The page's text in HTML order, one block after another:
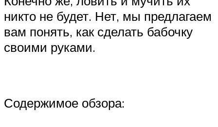
никто не будет. Нет, мы предлагаем
вам понять, как сделать бабочку
своими руками.
Содержимое обзора: